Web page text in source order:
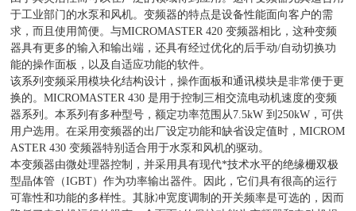
于工业部门的水泵和风机。变频器的特点是设备性能面向客户的需
求，而且使用简便。与MICROMASTER 420 变频器相比，这种变频
器具有更多的输入和输出端，还具有经过优化的后手动/自动切换功
能的操作面板，以及自适应功能的软件。
该系列变频采用模块化结构设计，操作面板和通讯模块是非常便于更
换的。MICROMASTER 430 是用于控制三相交流电动机速度的变频
器系列。本系列有多种型号，额定功率范围从7.5kW 到250kW，可供
用户选用。在采用变频器的出厂设定功能和缺省设定值时，MICROM
ASTER 430 变频器特别适合用于水泵和风机的驱动。
本变频器由微处理器控制，并采用具有现代*技术水平的绝缘栅双极
型晶体管（IGBT）作为功率输出器件。因此，它们具有很高的运行
可靠性和功能的多样性。其脉冲宽度调制的开关频率是可选的，因而